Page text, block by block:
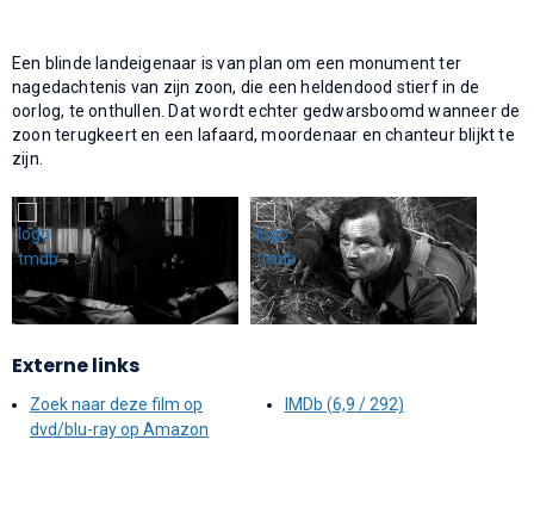
Een blinde landeigenaar is van plan om een monument ter
nagedachtenis van zijn zoon, die een heldendood stierf in de
oorlog, te onthullen. Dat wordt echter gedwarsboomd wanneer de
zoon terugkeert en een lafaard, moordenaar en chanteur blijkt te
zijn.
Externe links
Zoek naar deze film op
dvd/blu-ray op Amazon
IMDb (6,9 / 292)